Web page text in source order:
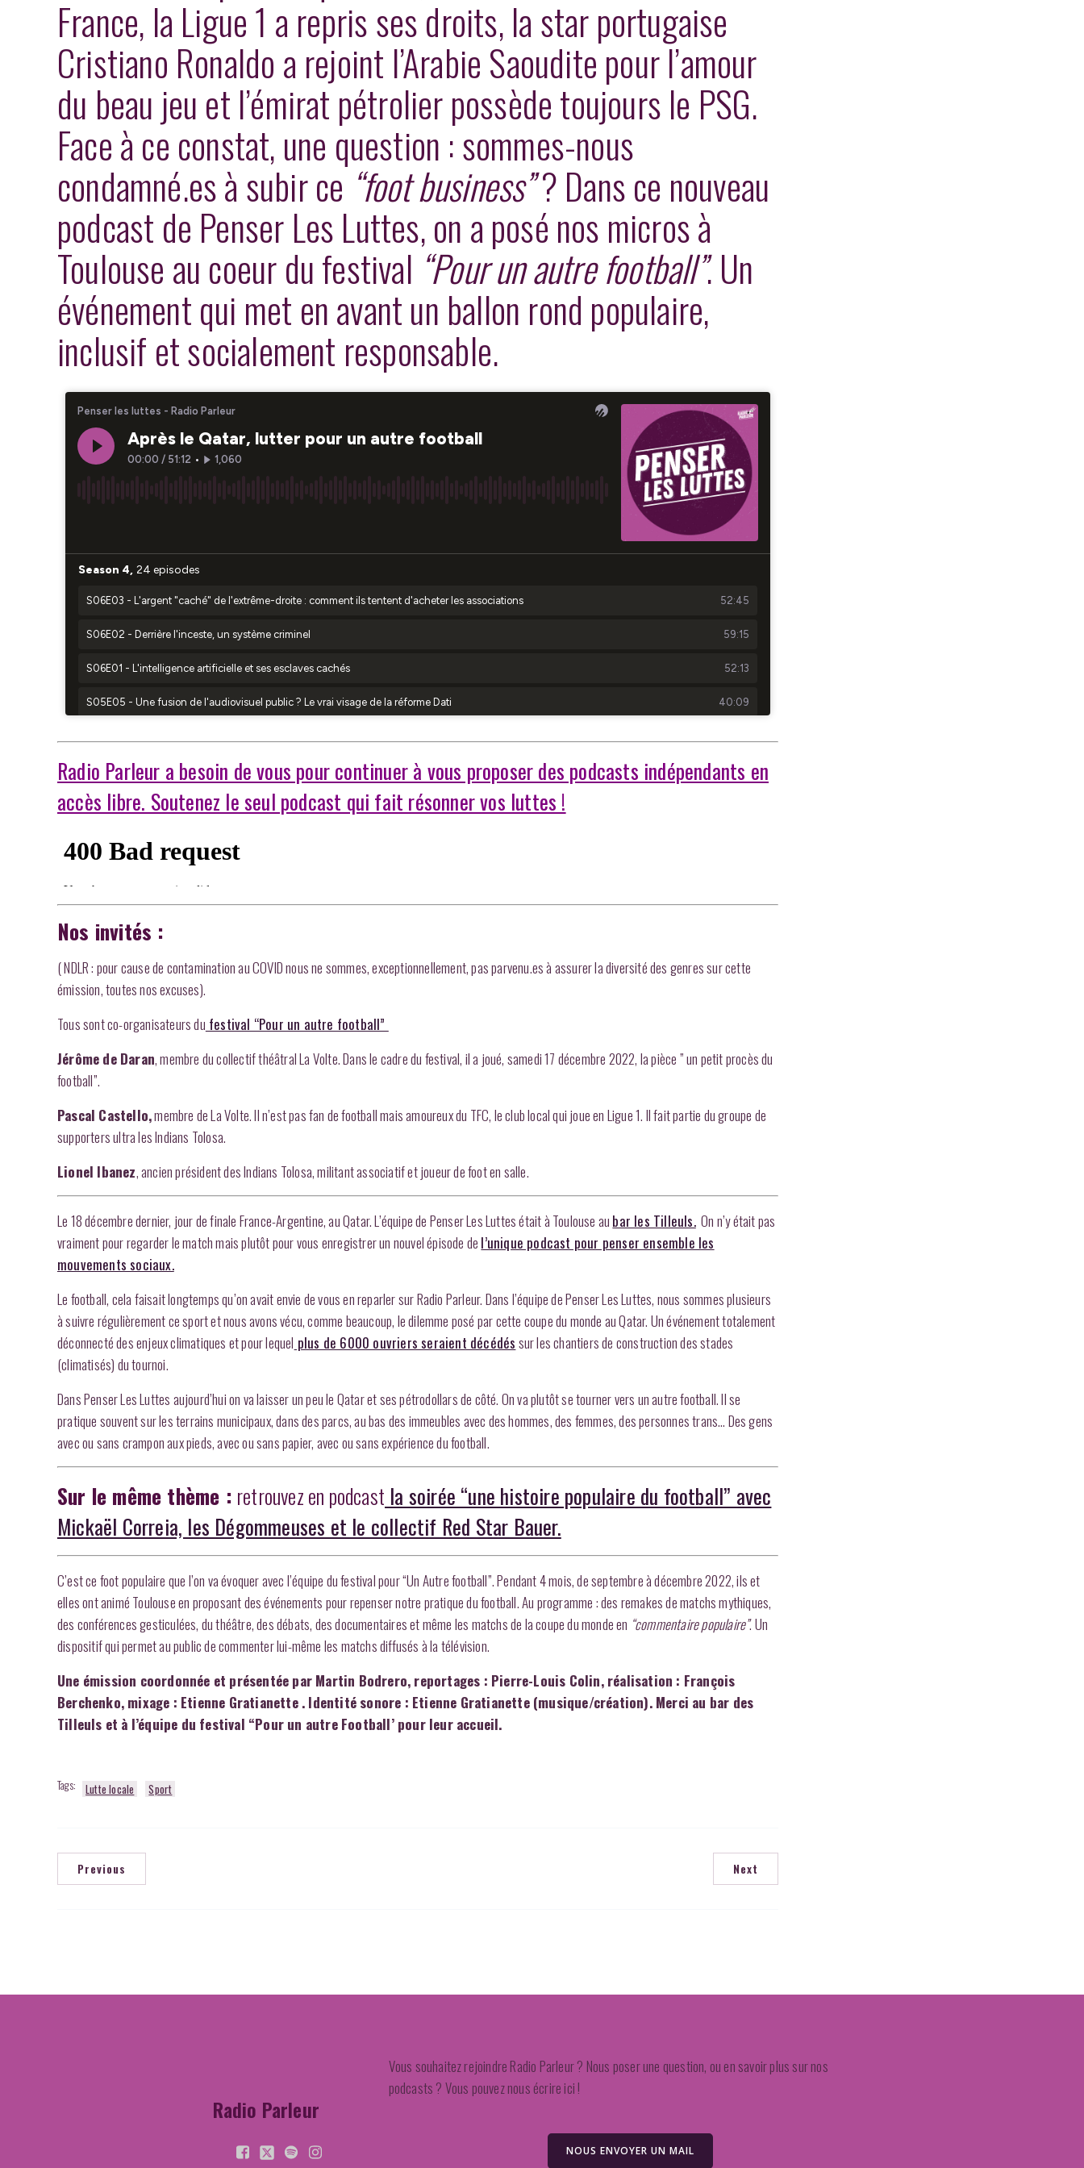
France, la Ligue 1 a repris ses droits, la star portugaise
Cristiano Ronaldo a rejoint l’Arabie Saoudite pour l’amour
du beau jeu et l’émirat pétrolierpossède toujours le PSG.
Face à ce constat, une question : sommes-nous
condamné.es à subir ce“foot business”? Dans ce nouveau
podcast de Penser Les Luttes, on a posé nos micros à
Toulouse au coeur du festival “Pour un autre football”. Un
événementqui met en avant un ballon rond populaire,
inclusif et socialement responsable.
Radio Parleur a besoin de vous pour continuer à vous proposer des podcasts indépendants en
accès libre. Soutenez le seul podcast qui fait résonner vos luttes !
Nos invités :
( NDLR : pour cause de contamination au COVID nous ne sommes, exceptionnellement, pas parvenu.es à assurer la diversité des genres sur cette
émission, toutes nos excuses).
Tous sont co-organisateurs du festival “Pour un autre football”
Jérôme de Daran, membre du collectif théâtral La Volte. Dans le cadre du festival, il a joué, samedi 17 décembre 2022, la pièce ” un petit procès du
football”.
Pascal Castello,membre de La Volte. Il n’est pas fan de football mais amoureux du TFC, le club local qui joue en Ligue 1. Il fait partie du groupe de
supporters ultra les Indians Tolosa.
Lionel Ibanez, ancien président des Indians Tolosa, militant associatif et joueur de foot en salle.
Le 18 décembre dernier, jour de finale France-Argentine, au Qatar. L’équipe de Penser Les Luttes était à Toulouse au bar les Tilleuls.On n’y était pas
vraiment pour regarder le match mais plutôt pour vous enregistrer un nouvel épisode de l’unique podcast pour penser ensemble les
mouvements sociaux.
Le football, cela faisait longtemps qu’on avait envie de vous en reparler sur Radio Parleur. Dans l’équipe de Penser Les Luttes, nous sommes plusieurs
à suivre régulièrement ce sport et nous avons vécu, comme beaucoup, le dilemme posé par cette coupe du monde au Qatar. Un événement totalement
déconnecté des enjeux climatiques et pour lequel plus de 6000 ouvriers seraient décédés sur les chantiers de construction des stades
(climatisés) du tournoi.
Dans Penser Les Luttes aujourd’hui on va laisser un peu le Qatar et ses pétrodollars de côté. On va plutôt se tourner vers un autre football. Il se
pratique souvent sur les terrains municipaux, dans des parcs, au bas des immeubles avec des hommes, des femmes, des personnes trans… Des gens
avec ou sans crampon aux pieds, avec ou sans papier, avec ou sans expérience du football.
Sur le même thème : retrouvez en podcast la soirée “une histoire populaire du football” avec
Mickaël Correia, les Dégommeuses et le collectif Red Star Bauer.
C’est ce foot populaire que l’on va évoquer avec l’équipe du festival pour “Un Autre football”. Pendant 4 mois, de septembre à décembre 2022, ils et
elles ont animé Toulouse en proposant des événements pour repenser notre pratique du football. Au programme : des remakes de matchs mythiques,
des conférences gesticulées, du théâtre, des débats, des documentaires et même les matchs de la coupe du monde en “commentaire populaire”. Un
dispositif qui permet au public de commenter lui-même les matchs diffusés à la télévision.
Une émission coordonnée et présentée par Martin Bodrero, reportages : Pierre-Louis Colin, réalisation : François
Berchenko, mixage : Etienne Gratianette . Identité sonore : Etienne Gratianette (musique/création). Merci au bar des
Tilleuls et à l’équipe du festival “Pour un autre Football’ pour leur accueil.
Tags: Lutte locale Sport
Previous Next
Radio Parleur
Vous souhaitez rejoindre Radio Parleur ? Nous poser une question, ou en savoir plus sur nos
podcasts ? Vous pouvez nous écrire ici !
NOUS ENVOYER UN MAIL